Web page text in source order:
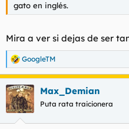
gato en inglés.
Mira a ver si dejas de ser
R
e
a
c
c
i
GoogleTM
Max_Demian
Puta rata traicionera